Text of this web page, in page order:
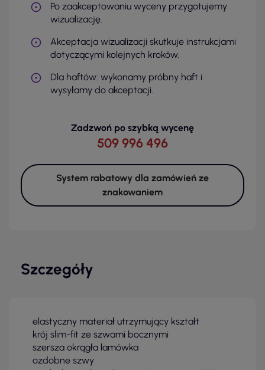
Po zaakceptowaniu wyceny przygotujemy
wizualizację.
Akceptacja wizualizacji skutkuje instrukcjami
dotyczącymi kolejnych kroków.
Dla haftów: wykonamy próbny haft i
wysyłamy do akceptacji.
Zadzwoń po szybką wycenę
509 996 496
System rabatowy dla zamówień ze
znakowaniem
Szczegóły
elastyczny materiał utrzymujący kształt
krój slim-fit ze szwami bocznymi
szersza okrągła lamówka
ozdobne szwy